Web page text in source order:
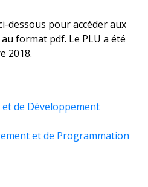
dessous pour accéder aux
format pdf. Le PLU a été
2018.
et de Développement
et de Programmation